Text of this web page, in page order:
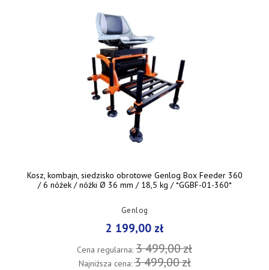
Kosz, kombajn, siedzisko obrotowe Genlog Box Feeder 360
/ 6 nóżek / nóżki Ø 36 mm / 18,5 kg / *GGBF-01-360*
Genlog
2 199,00 zł
Cena regularna: 3 499,00 zł
Najniższa cena:3 499,00 zł